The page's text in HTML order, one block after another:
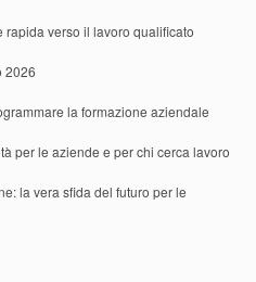
rapida verso il lavoro qualificato
2026
la formazione aziendale
per le aziende e per chi cerca lavoro
la vera sfida del futuro per le